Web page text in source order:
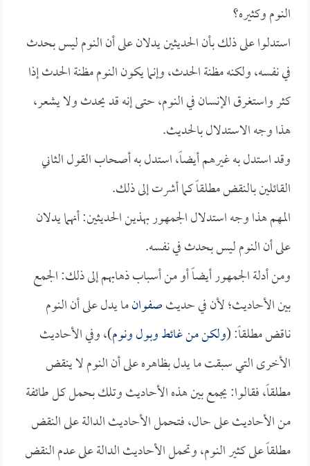
النوم وكثيره؟
استدلوا على ذلك بأن الحديثين يدلان على أن النوم ليس بحدث
في نفسه، ولكنه مظنة الحدث، وإنما يكون النوم مظنة الحدث إذا
كثر واستغرق الإنسان في النوم، حتى إنه قد يحدث ولا يشعر،
هذا وجه الاستدلال بالحديث.
وقد استدل به غيرهم أيضاً، استدل به أصحاب القول الثاني
القائلين بالنقض مطلقاً كما أشرت إلى ذلك.
المهم هذا وجه استدلال الجمهور بهذين الحديثين: أنهما يدلان
على أن النوم ليس بحدث في نفسه.
ومن أدلة الجمهور أيضاً أو من أسباب ذهابهم إلى ذلك: الجمع
بين الأحاديث؛ لأن في حديثصفوانما يدل على أن النوم
ناقض مطلقاً: (ولكن من غائط وبول ونوم)، وفي الأحاديث
الأخرى التي سبقت ما يدل بظاهره على أن النوم لا ينقض
مطلقاً، فقالوا: يجمع بين هذه الأحاديث وتلك بحمل كل طائفة
من الأحاديث على حال، فتحمل الأحاديث الدالة على النقض
مطلقاً على كثير النوم، وتحمل الأحاديث الدالة على عدم النقض